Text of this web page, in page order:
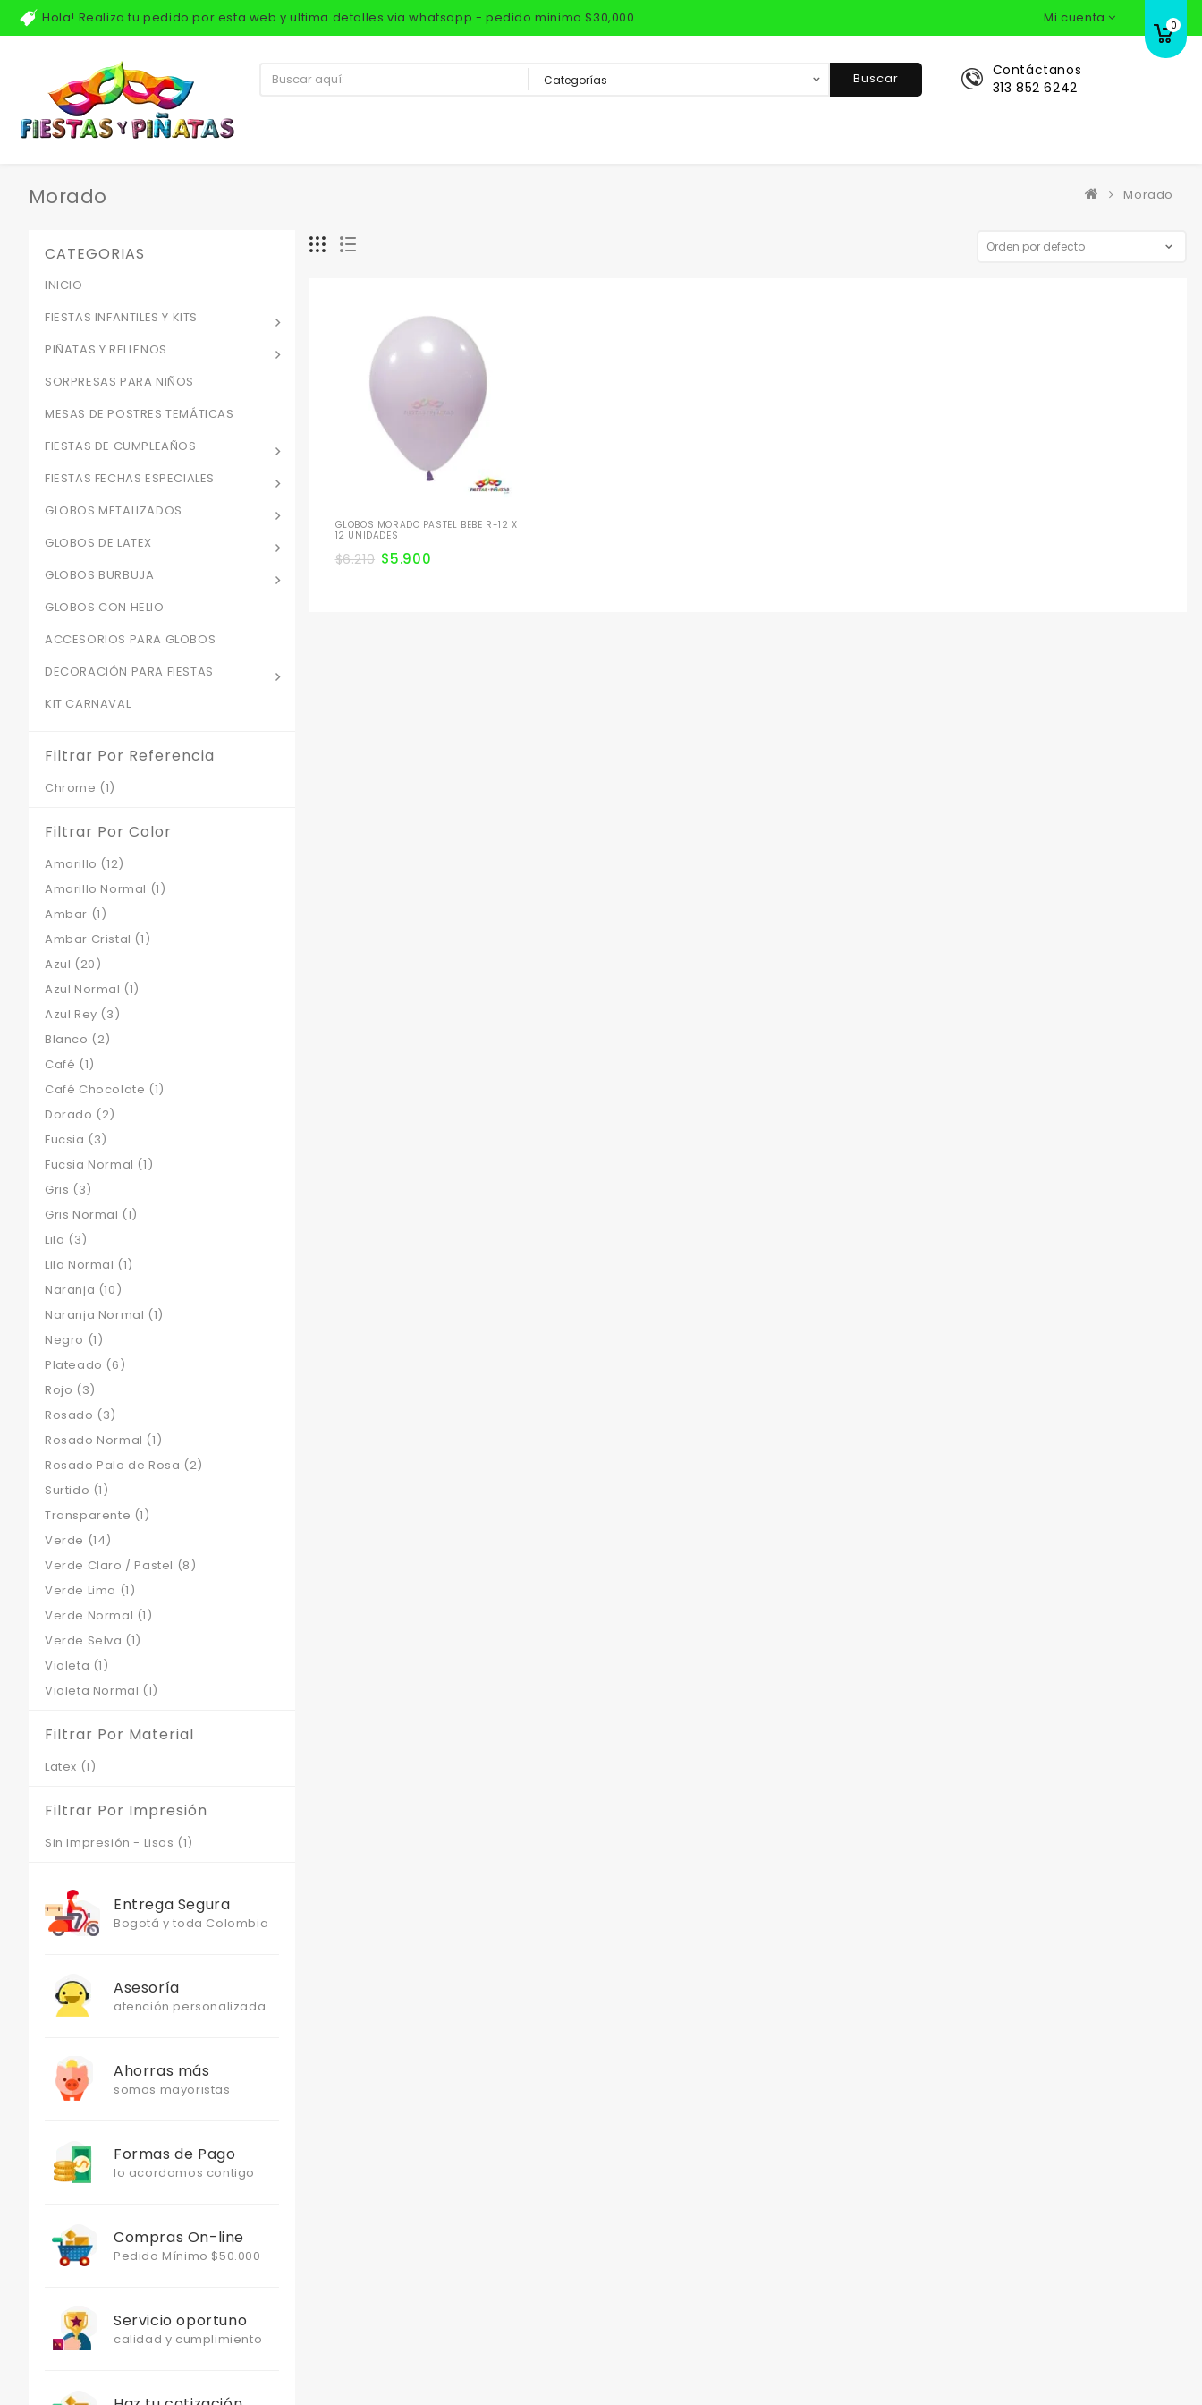
Hola! Realiza tu pedido por esta web y ultima detalles via whatsapp - pedido minimo $30,000. Mi cuenta 0
Contáctanos
313 852 6242
Buscar
Morado Morado
GLOBOS MORADO PASTEL BEBE R-12 X
12 UNIDADES
$6.210 $5.900
CATEGORIAS
INICIO
FIESTAS INFANTILES Y KITS
PIÑATAS Y RELLENOS
SORPRESAS PARA NIÑOS
MESAS DE POSTRES TEMÁTICAS
FIESTAS DE CUMPLEAÑOS
FIESTAS FECHAS ESPECIALES
GLOBOS METALIZADOS
GLOBOS DE LATEX
GLOBOS BURBUJA
GLOBOS CON HELIO
ACCESORIOS PARA GLOBOS
DECORACIÓN PARA FIESTAS
KIT CARNAVAL
Filtrar Por Referencia
Chrome (1)
Filtrar Por Color
Amarillo (12)
Amarillo Normal (1)
Ambar (1)
Ambar Cristal (1)
Azul (20)
Azul Normal (1)
Azul Rey (3)
Blanco (2)
Café (1)
Café Chocolate (1)
Dorado (2)
Fucsia (3)
Fucsia Normal (1)
Gris (3)
Gris Normal (1)
Lila (3)
Lila Normal (1)
Naranja (10)
Naranja Normal (1)
Negro (1)
Plateado (6)
Rojo (3)
Rosado (3)
Rosado Normal (1)
Rosado Palo de Rosa (2)
Surtido (1)
Transparente (1)
Verde (14)
Verde Claro / Pastel (8)
Verde Lima (1)
Verde Normal (1)
Verde Selva (1)
Violeta (1)
Violeta Normal (1)
Filtrar Por Material
Latex (1)
Filtrar Por Impresión
Sin Impresión - Lisos (1)
Entrega Segura
Bogotá y toda Colombia
Asesoría
atención personalizada
Ahorras más
somos mayoristas
Formas de Pago
lo acordamos contigo
Compras On-line
Pedido Mínimo $50.000
Servicio oportuno
calidad y cumplimiento